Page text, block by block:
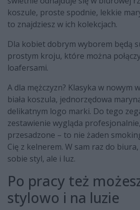
koszule, proste spodnie, lekkie
to znajdziesz w ich kolekcjach.
Dla kobiet dobrym wyborem będą
prostym kroju, które można
loafersami.
A dla mężczyzn? Klasyka w nowym
biała koszula, jednorzędowa
delikatnym logo marki. Do tego
zestawienie wygląda
przesadzone – to nie żaden
Cię z kelnerem. W sam raz do
sobie styl, ale i luz.
Po pracy też
stylowo i na luzie